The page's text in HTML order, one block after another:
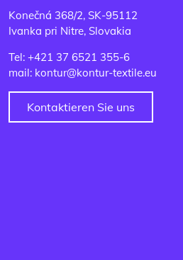
Konečná 368/2, SK-95112
Ivanka pri Nitre, Slovakia
Tel: +421 37 6521 355-6
mail: kontur@kontur-textile.eu
Kontaktieren Sie uns